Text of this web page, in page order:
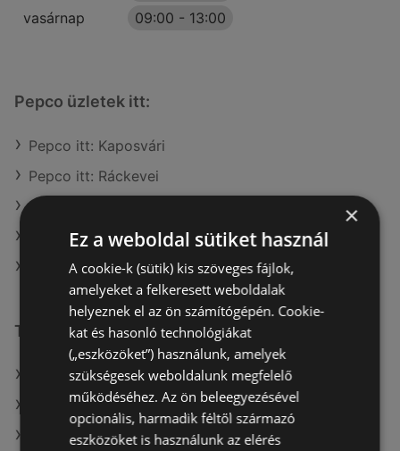
vasárnap
09:00 - 13:00
Pepco üzletek itt:
Pepco itt: Kaposvári
Pepco itt: Ráckevei
Pepco itt: Érdi
Pepco itt: Szombathelyi
Pepco itt: Kisvárdai
További linkek
A(z) Pepco ajánlatai
A(z) Brendon ajánlatai
A(z) Dacia Sandero ajánlatai
×
Ez a weboldal sütiket használ
A cookie-k (sütik) kis szöveges fájlok,
amelyeket a felkeresett weboldalak
helyeznek el az ön számítógépén. Cookie-
kat és hasonló technológiákat
(„eszközöket”) használunk, amelyek
szükségesek weboldalunk megfelelő
működéséhez. Az ön beleegyezésével
opcionális, harmadik féltől származó
eszközöket is használunk az elérés